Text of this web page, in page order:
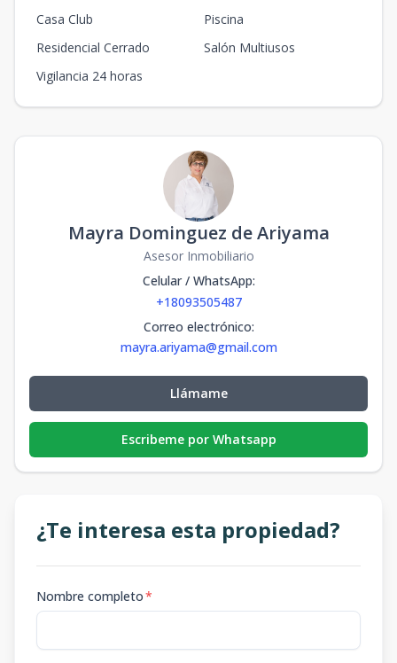
Casa Club
Piscina
Residencial Cerrado
Salón Multiusos
Vigilancia 24 horas
Mayra Dominguez de Ariyama
Asesor Inmobiliario
Celular / WhatsApp:
+18093505487
Correo electrónico:
mayra.ariyama@gmail.com
Llámame
Escribeme por Whatsapp
¿Te interesa esta propiedad?
Nombre completo*